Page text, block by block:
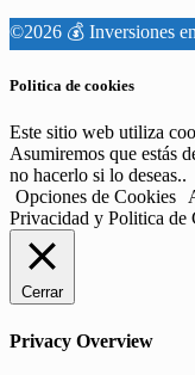
©2026 💰 Inversiones
Politica de cookies
Este sitio web utiliza
Asumiremos que estás
no hacerlo si lo deseas..
Opciones de Cookies
Privacidad y Politica de
Cerrar
Privacy Overview